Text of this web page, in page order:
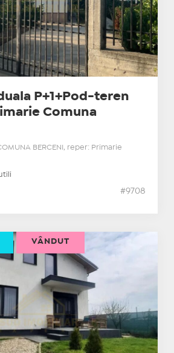
P+1+Pod-teren
Comuna
BERCENI, reper: Primarie
#9708
VÂNDUT